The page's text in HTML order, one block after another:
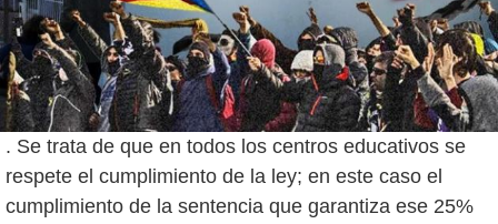
. Se trata de que en todos los centros educativos se
respete el cumplimiento de la ley; en este caso el
cumplimiento de la sentencia que garantiza ese 25%